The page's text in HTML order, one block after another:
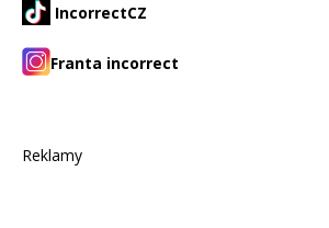
IncorrectCZ
Franta incorrect
Reklamy